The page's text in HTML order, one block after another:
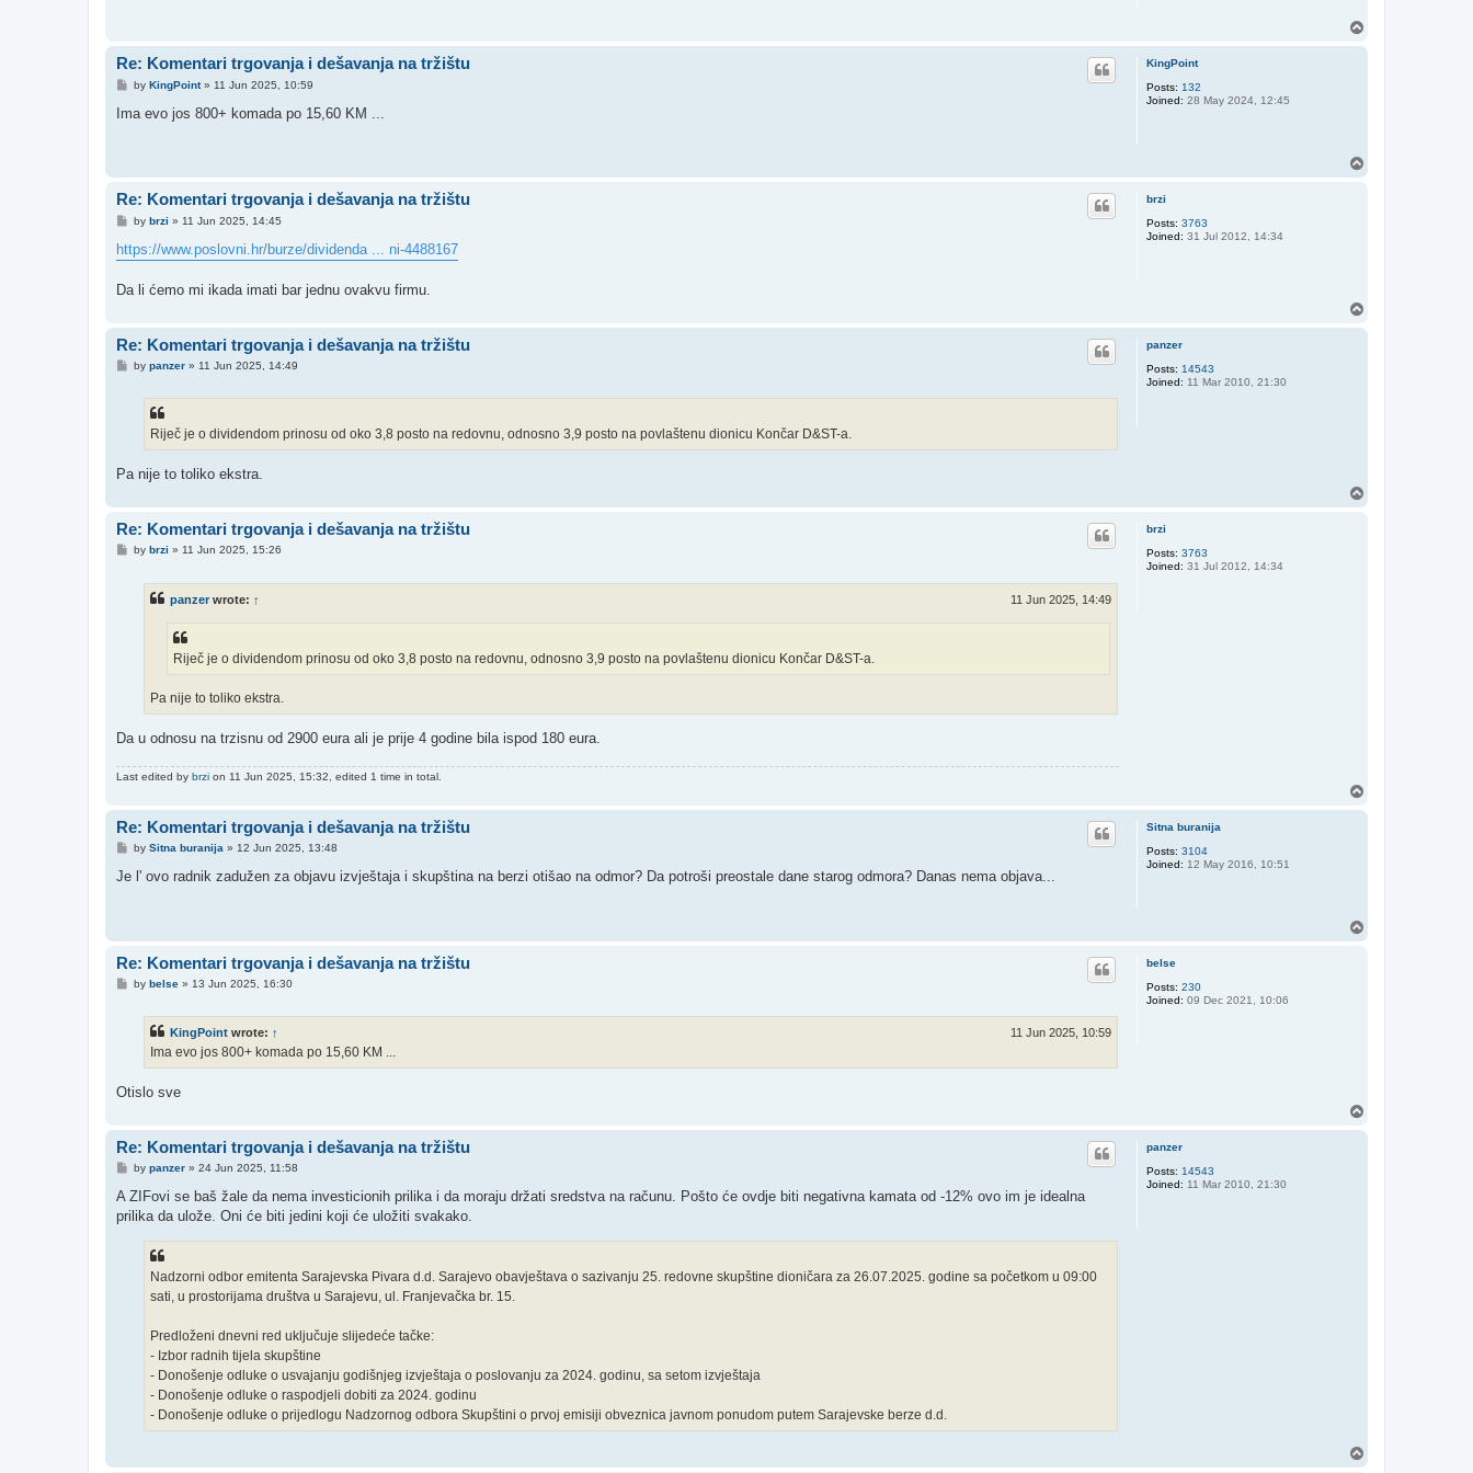
KingPoint
Posts: 132
Joined: 28 May 2024, 12:45
Re: Komentari trgovanja i dešavanja na tržištu
P
s
by KingPoint» 11 Jun 2025, 10:59
Ima evo jos 800+ komada po 15,60 KM ...
brzi
Posts: 3763
Joined: 31 Jul 2012, 14:34
Re: Komentari trgovanja i dešavanja na tržištu
P
s
t
by brzi » 11 Jun 2025, 14:45
https://www.poslovni.hr/burze/dividenda ... ni-4488167
Da li ćemo mi ikada imati bar jednu ovakvu firmu.
panzer
Posts: 14543
Joined: 11 Mar 2010, 21:30
Re: Komentari trgovanja i dešavanja na tržištu
Pby panzer» 11 Jun 2025, 14:49
Riječ je o dividendom prinosu od oko 3,8 posto na redovnu, odnosno 3,9 posto na povlaštenu dionicu Končar D&ST-a.
Pa nije to toliko ekstra.
brzi
Posts: 3763
Joined: 31 Jul 2012, 14:34
Re: Komentari trgovanja i dešavanja na tržištu
Pby brzi » 11 Jun 2025, 15:26
panzer wrote: ↑ 11 Jun 2025, 14:49
Riječ je o dividendom prinosu od oko 3,8 posto na redovnu, odnosno 3,9 posto na povlaštenu dionicu Končar D&ST-a.
Pa nije to toliko ekstra.
Da u odnosu na trzisnu od 2900 eura ali je prije 4 godine bila ispod 180 eura.
Last edited by brzi on 11 Jun 2025, 15:32, edited 1 time in total.
Sitna buranija
Posts: 3104
Joined: 12 May 2016, 10:51
Re: Komentari trgovanja i dešavanja na tržištu
P
s
by Sitna buranija » 12 Jun 2025, 13:48
Je l' ovo radnik zadužen za objavu izvještaja i skupština na berzi otišao na odmor? Da potroši preostale dane starog odmora? Danas nema objava...
belse
Posts: 230
Joined: 09 Dec 2021, 10:06
Re: Komentari trgovanja i dešavanja na tržištu
Pby belse» 13 Jun 2025, 16:30
KingPoint wrote: ↑ 11 Jun 2025, 10:59
Ima evo jos 800+ komada po 15,60 KM ...
Otislo sve
panzer
Posts: 14543
Joined: 11 Mar 2010, 21:30
Re: Komentari trgovanja i dešavanja na tržištu
P
s
by panzer» 24 Jun 2025, 11:58
A ZIFovi se baš žale da nema investicionih prilika i da moraju držati sredstva na računu. Pošto će ovdje biti negativna kamata od -12% ovo im je idealna
prilika da ulože. Oni će biti jedini koji će uložiti svakako.
Nadzorni odbor emitenta Sarajevska Pivara d.d. Sarajevo obavještava o sazivanju 25. redovne skupštine dioničara za 26.07.2025. godine sa početkom u 09:00
sati, u prostorijama društva u Sarajevu, ul. Franjevačka br. 15.
Predloženi dnevni red uključuje slijedeće tačke:
- Izbor radnih tijela skupštine
- Donošenje odluke o usvajanju godišnjeg izvještaja o poslovanju za 2024. godinu, sa setom izvještaja
- Donošenje odluke o raspodjeli dobiti za 2024. godinu
- Donošenje odluke o prijedlogu Nadzornog odbora Skupštini o prvoj emisiji obveznica javnom ponudom putem Sarajevske berze d.d.